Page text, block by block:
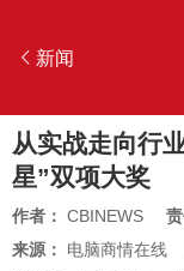
新闻
从实战走向行
星”双项大奖
作者： CBINEWS
来源： 电脑商情在线